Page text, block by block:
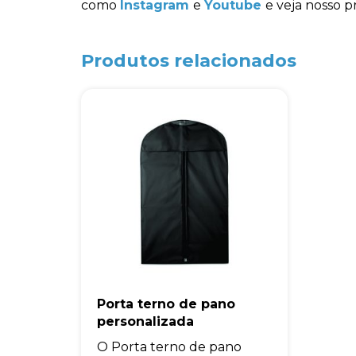
como Instagram e Youtube e veja nosso
Produtos relacionados
Porta terno de pano
personalizada
O Porta terno de pano